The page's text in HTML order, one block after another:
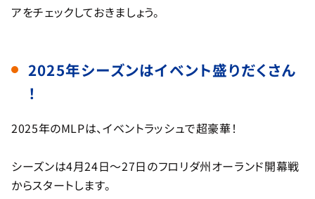
アをチェックしておきましょう。
2025年シーズンはイベント盛りだくさん
！
2025年のMLPは、イベントラッシュで超豪華！
シーズンは4月24日〜27日のフロリダ州オーランド開幕戦
からスタートします。